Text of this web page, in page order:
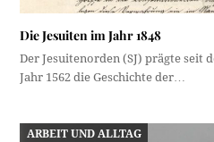
Die Jesuiten im Jahr 1848
Der Jesuitenorden (SJ) prägte seit
Jahr 1562 die Geschichte der…
ARBEIT UND ALLTAG